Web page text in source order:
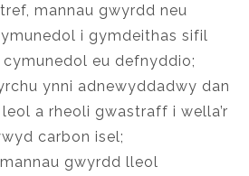
mannau gwyrdd neu
i gymdeithas sifil
eu defnyddio;
ynni adnewyddadwy dan
a rheoli gwastraff i wella’r
carbon isel;
gwyrdd lleol